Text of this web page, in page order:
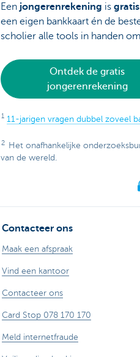
Een jongerenrekening is gratis
een eigen bankkaart én de
scholier alle tools in handen
Ontdek de gratis
jongerenrekening
1 11-jarigen vragen dubbel zoveel
2
Het onafhankelijke
van de wereld.
Contacteer ons
Maak een afspraak
Vind een kantoor
Contacteer ons
Card Stop 078 170 170
Meld internetfraude